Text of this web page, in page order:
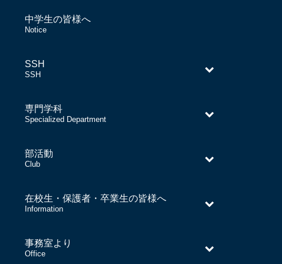
中学生の皆様へ
–
Notice
SSH
–
SSH
専門学科
–
Specialized Department
部活動
–
Club
在校生・保護者・卒業生の皆様へ
–
Information
事務室より
–
Office